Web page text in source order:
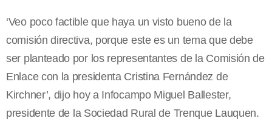
‘Veo poco factible que haya un visto bueno de la
comisión directiva, porque este es un tema que debe
ser planteado por los representantes de la Comisión de
Enlace con la presidenta Cristina Fernández de
Kirchner’, dijo hoy a Infocampo Miguel Ballester,
presidente de la Sociedad Rural de Trenque Lauquen.